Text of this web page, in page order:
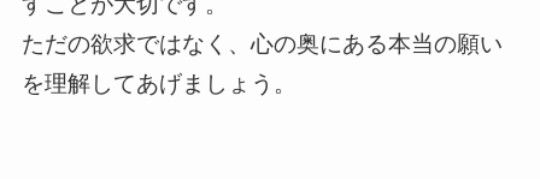
ただの欲求ではなく、心の奥にある本当の願い
を理解してあげましょう。